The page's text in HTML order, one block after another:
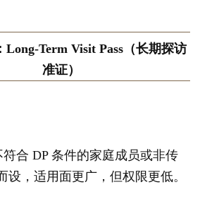
Long-Term Visit Pass（长期探访
准证）
符合 DP 条件的家庭成员或非传
设，适用面更广，但权限更低。